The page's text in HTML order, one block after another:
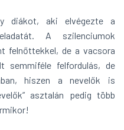
diákot, aki elvégezte a
A szilenciumok
felnőttekkel, de a vacsora
semmiféle felfordulás, de
hiszen a nevelők is
asztalán pedig több